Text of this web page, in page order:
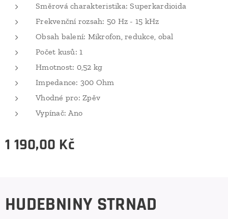
Směrová charakteristika: Superkardioida
Frekvenční rozsah: 50 Hz - 15 kHz
Obsah balení: Mikrofon, redukce, obal
Počet kusů: 1
Hmotnost: 0,52 kg
Impedance: 300 Ohm
Vhodné pro: Zpěv
Vypínač: Ano
1 190,00 Kč
HUDEBNINY STRNAD